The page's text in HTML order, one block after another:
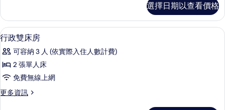
床
房
的
所
有
相
片
豪
華
雙
床
房
的
情
選擇日期以查看價格
顯
示
行
政
雙
床
42-吋 LCD 液晶電視、衛星頻道、電視
6
行政雙床房
可容納 3 人 (依實際入住人數計費)
2 張單人床
免費無線上網
更多資訊
更